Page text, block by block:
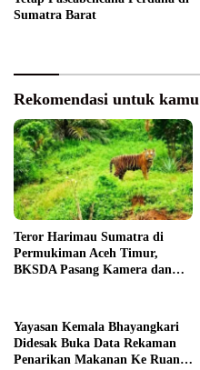
Sumatra Barat
Rekomendasi untuk kamu
Teror Harimau Sumatra di
Permukiman Aceh Timur,
BKSDA Pasang Kamera dan
Yayasan Kemala Bhayangkari
Didesak Buka Data Rekaman
Penarikan Makanan Ke Ruang